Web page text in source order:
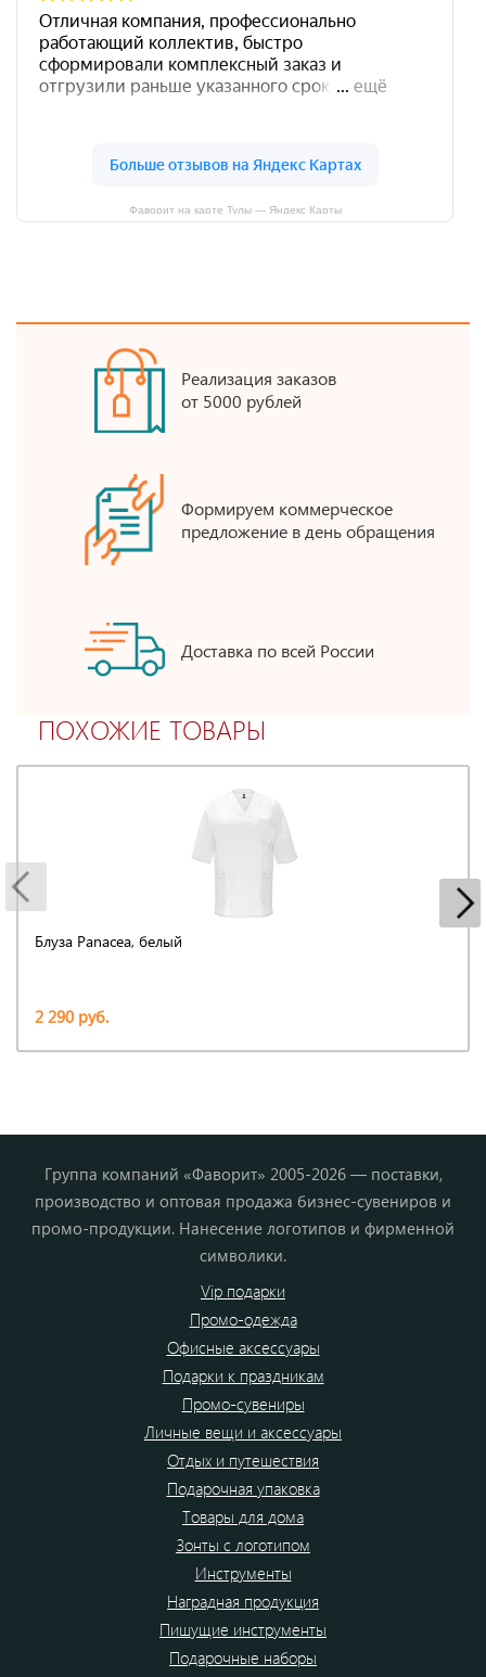
Фаворит на карте Тулы — Яндекс Карты
Реализация заказов
от 5000 рублей
Формируем коммерческое
предложение в день обращения
Доставка по всей России
ПОХОЖИЕ ТОВАРЫ
Блуза Panacea, белый
2 290 руб.
Группа компаний «Фаворит» 2005-2026 — поставки,
производство и оптовая продажа бизнес-сувениров и
промо-продукции. Нанесение логотипов и фирменной
символики.
Vip подарки
Промо-одежда
Офисные аксессуары
Подарки к праздникам
Промо-сувениры
Личные вещи и аксессуары
Отдых и путешествия
Подарочная упаковка
Товары для дома
Зонты с логотипом
Инструменты
Наградная продукция
Пишущие инструменты
Подарочные наборы